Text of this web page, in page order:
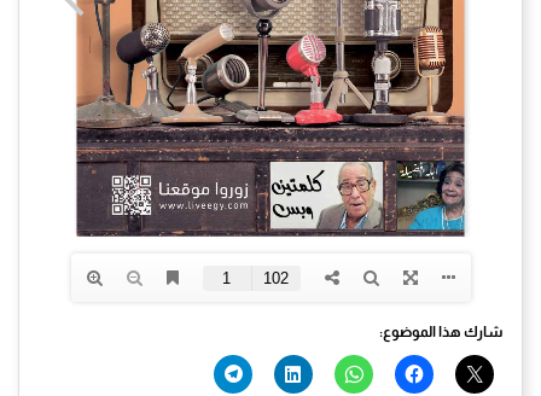
شارك هذا الموضوع: